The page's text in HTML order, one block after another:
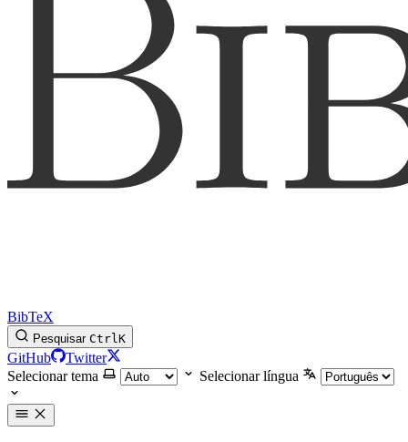
BibTeX
Pesquisar CtrlK
GitHub
Twitter
Selecionar tema
Selecionar língua